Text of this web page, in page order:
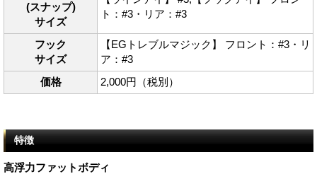
(スナップ)
サイズ
ト：#3・リア：#3
フック
サイズ
【EGトレブルマジック】 フロント：#3・リ
ア：#3
価格
2,000円（税別）
特徴
高浮力ファットボディ